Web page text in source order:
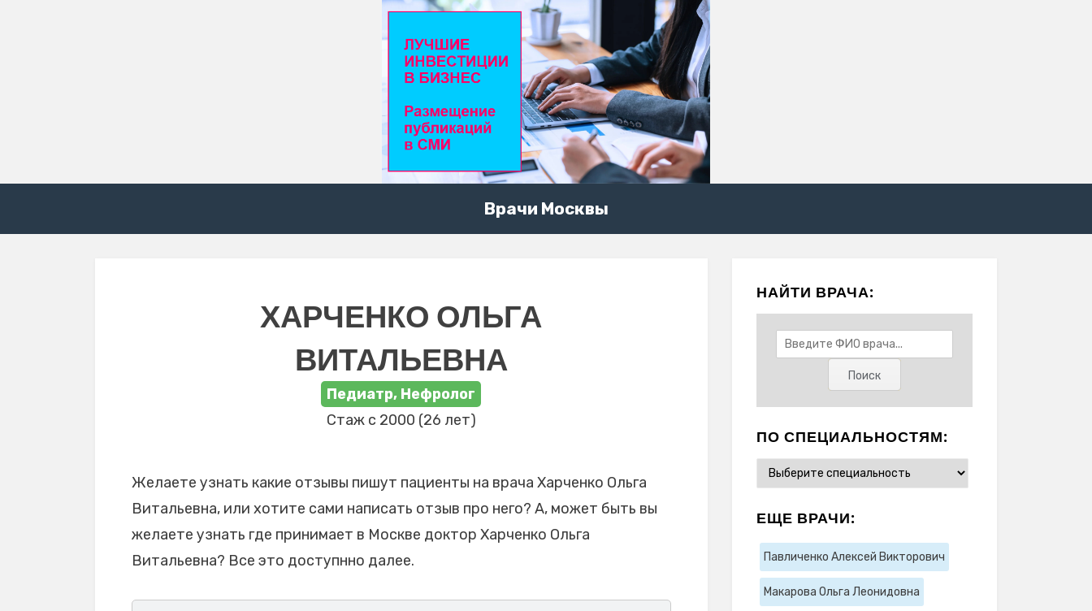
Врачи Москвы
ХАРЧЕНКО ОЛЬГА
ВИТАЛЬЕВНА
Педиатр, Нефролог
Стаж с 2000 (26 лет)
Желаете узнать какие отзывы пишут пациенты на врача Харченко Ольга
Витальевна, или хотите сами написать отзыв про него? А, может быть вы
желаете узнать где принимает в Москве доктор Харченко Ольга
Витальевна? Все это доступнно далее.
НАЙТИ ВРАЧА:
ПО СПЕЦИАЛЬНОСТЯМ:
ЕЩЕ ВРАЧИ:
Павличенко Алексей Викторович
Макарова Ольга Леонидовна